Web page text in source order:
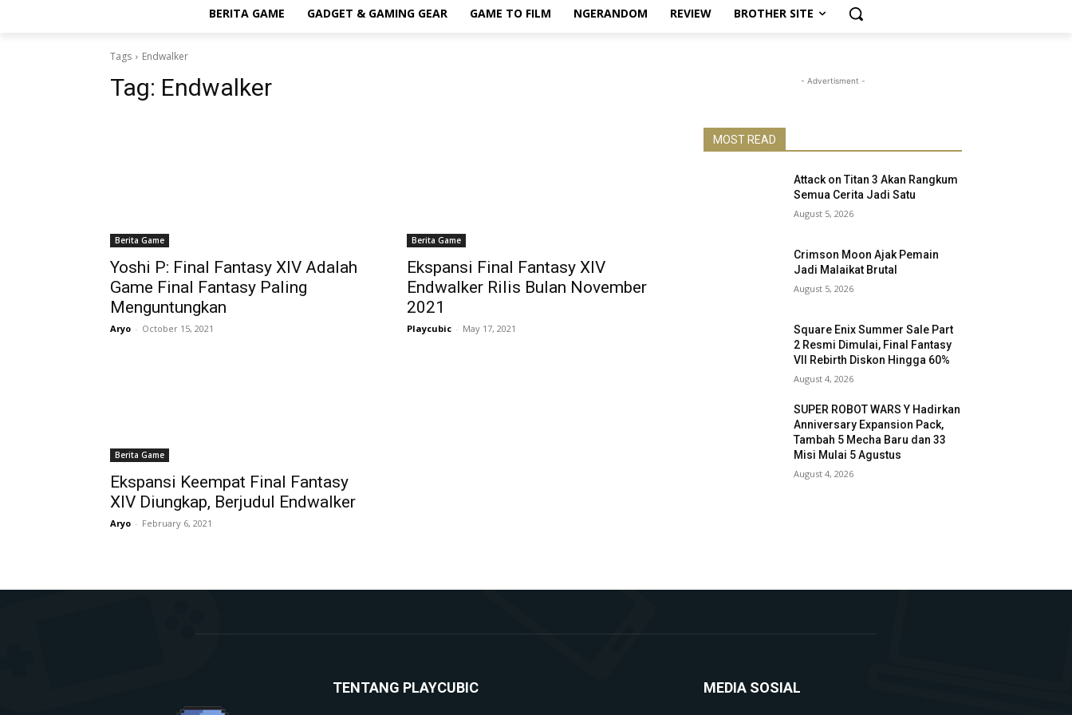
BERITA GAME GADGET & GAMING GEAR GAME TO FILM NGERANDOM REVIEW BROTHER SITE
Tags Endwalker
Tag: Endwalker
Berita Game
Yoshi P: Final Fantasy XIV Adalah
Game Final Fantasy Paling
Menguntungkan
Aryo - October 15, 2021
Berita Game
Ekspansi Final Fantasy XIV
Endwalker Rilis Bulan November
2021
Playcubic - May 17, 2021
Berita Game
Ekspansi Keempat Final Fantasy
XIV Diungkap, Berjudul Endwalker
Aryo - February 6, 2021
- Advertisment -
MOST READ
Attack on Titan 3 Akan Rangkum
Semua Cerita Jadi Satu
August 5, 2026
Crimson Moon Ajak Pemain
Jadi Malaikat Brutal
August 5, 2026
Square Enix Summer Sale Part
2 Resmi Dimulai, Final Fantasy
VII Rebirth Diskon Hingga 60%
August 4, 2026
SUPER ROBOT WARS Y Hadirkan
Anniversary Expansion Pack,
Tambah 5 Mecha Baru dan 33
Misi Mulai 5 Agustus
August 4, 2026
TENTANG PLAYCUBIC MEDIA SOSIAL